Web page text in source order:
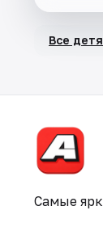
Все
Самые